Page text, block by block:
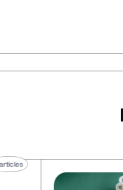
40articles